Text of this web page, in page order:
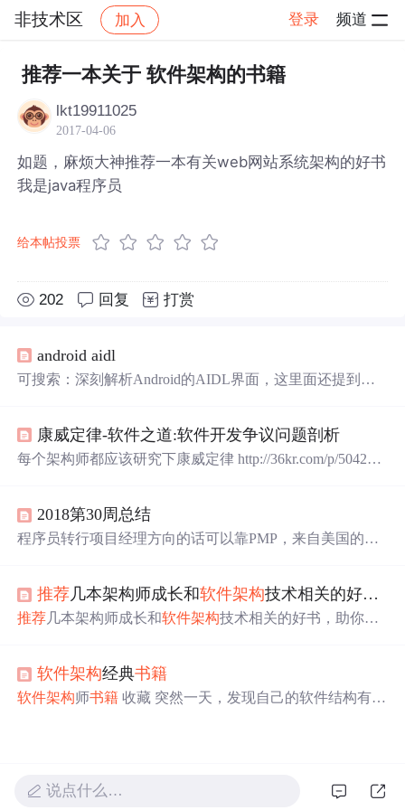
非技术区 加入 登录 频道
社区 非技术区 帖子详情
推荐一本关于 软件架构的书籍
lkt19911025
2017-04-06
如题，麻烦大神推荐一本有关web网站系统架构的好书
我是java程序员
给本帖投票
202 回复 打赏
android aidl
可搜索：深刻解析Android的AIDL界面，这里面还提到另
康威定律-软件之道:软件开发争议问题剖析
每个架构师都应该研究下康威定律 http://36kr.com/p/504273
2018第30周总结
程序员转行项目经理方向的话可以靠PMP，来自美国的国
文，更简单些，通过率也更高。并且市场项目管理方面的
招聘也认可PMP。 信息系统管理师是国企事业单位想评职
作多年的程序员可选择软考高级里面跟自己最...
推荐几本架构师成长和软件架构技术相关的好书，助你度过这个不太景气的寒冬！
推荐几本架构师成长和软件架构技术相关的好书，助你度
软件架构经典书籍
软件架构师书籍 收藏 突然一天，发现自己的软件结构有点
能读者中本来就是开发设计人员与项目经理占了多数，真
说点什么…